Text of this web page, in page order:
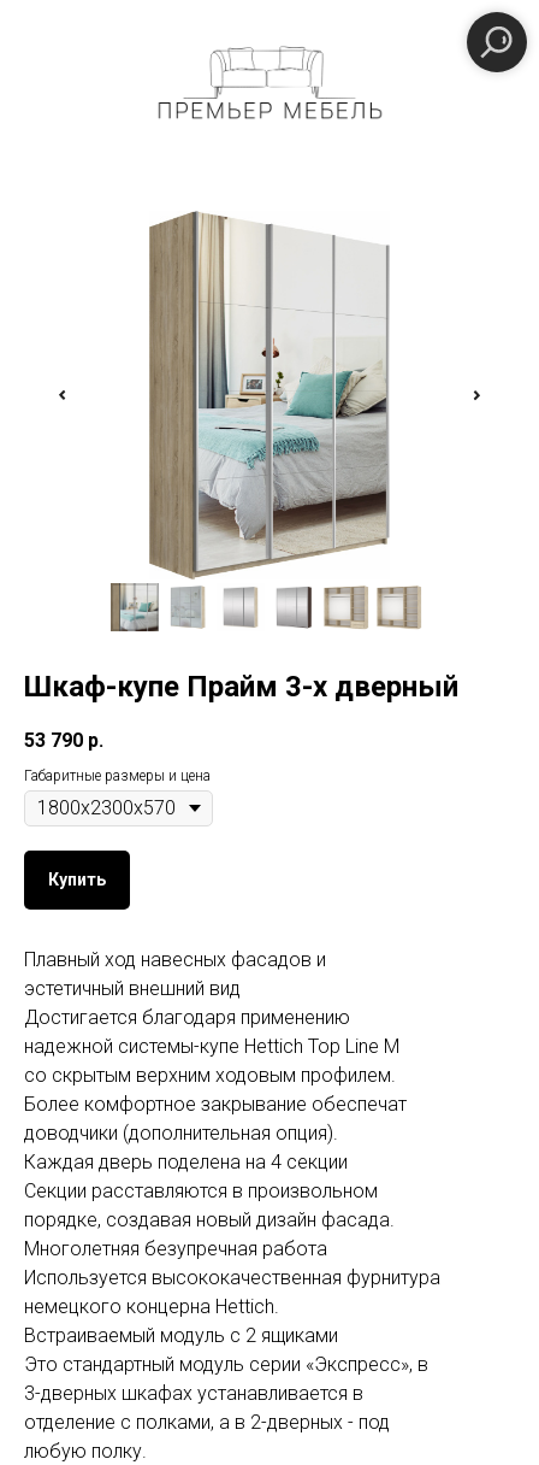
Шкаф-купе Прайм 3-х дверный
53 790 р.
Габаритные размеры и цена
Купить
Плавный ход навесных фасадов и
эстетичный внешний вид
Достигается благодаря применению
надежной системы-купе Hettich Top Line M
со скрытым верхним ходовым профилем.
Более комфортное закрывание обеспечат
доводчики (дополнительная опция).
Каждая дверь поделена на 4 секции
Секции расставляются в произвольном
порядке, создавая новый дизайн фасада.
Многолетняя безупречная работа
Используется высококачественная фурнитура
немецкого концерна Hettich.
Встраиваемый модуль с 2 ящиками
Это стандартный модуль серии «Экспресс», в
3-дверных шкафах устанавливается в
отделение с полками, а в 2-дверных - под
любую полку.